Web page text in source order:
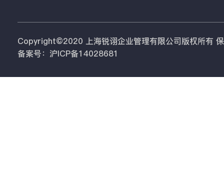
Copyright©2020 上海锐诩企业管理有限公司版权所有
备案号：沪ICP备14028681